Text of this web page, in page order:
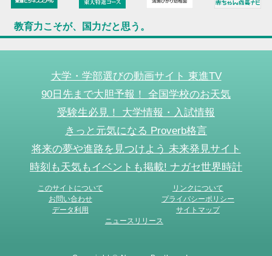
教育力こそが、国力だと思う。
大学・学部選びの動画サイト 東進TV
90日先まで大胆予報！ 全国学校のお天気
受験生必見！ 大学情報・入試情報
きっと元気になる Proverb格言
将来の夢や進路を見つけよう 未来発見サイト
時刻も天気もイベントも掲載! ナガセ世界時計
このサイトについて
リンクについて
お問い合わせ
プライバシーポリシー
データ利用
サイトマップ
ニュースリリース